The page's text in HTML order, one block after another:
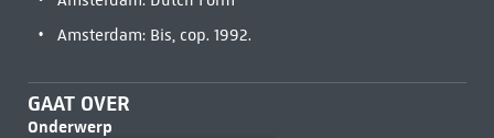
Amsterdam: Bis, cop. 1992.
GAAT OVER
Onderwerp